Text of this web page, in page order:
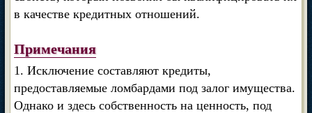
в качестве кредитных отношений.
Примечания
1. Исключение составляют кредиты,
предоставляемые ломбардами под залог имущества.
Однако и здесь собственность на ценность, под